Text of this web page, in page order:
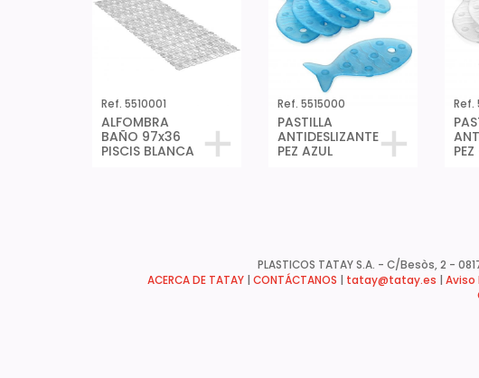
Ref. 5510001
ALFOMBRA
BAÑO 97x36
PISCIS BLANCA
Ref. 5515000
PASTILLA
ANTIDESLIZANTE
PEZ AZUL
Ref.
PLASTICOS TATAY S.A. - C/Besòs, 2 -
ACERCA DE TATAY
CONTÁCTANOS tatay@tatay.es Aviso